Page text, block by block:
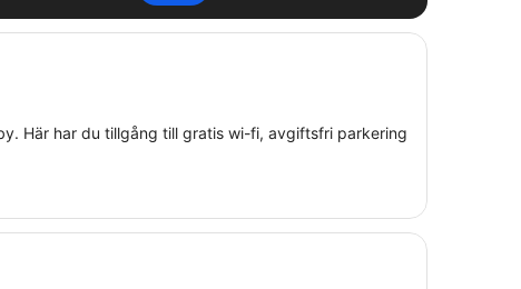
Här har du tillgång till gratis wi-fi, avgiftsfri parkering